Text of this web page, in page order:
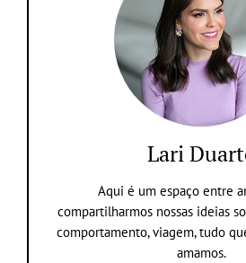
Lari
Aqui é um espaço entre
compartilharmos nossas ideias
comportamento, viagem, tudo
amamos.